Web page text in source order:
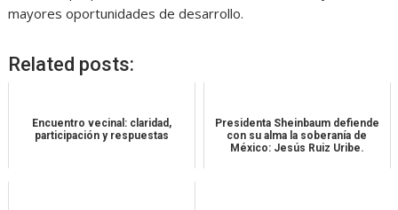
mayores oportunidades de desarrollo.
Related posts:
Encuentro vecinal: claridad,
participación y respuestas
Presidenta Sheinbaum defiende
con su alma la soberanía de
México: Jesús Ruiz Uribe.